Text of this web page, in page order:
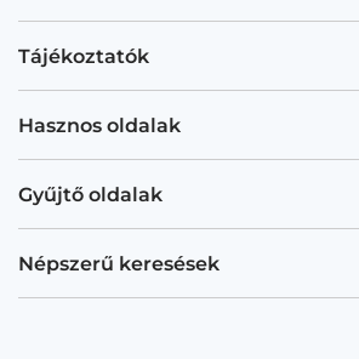
Tájékoztatók
Hasznos oldalak
Gyűjtő oldalak
Népszerű keresések